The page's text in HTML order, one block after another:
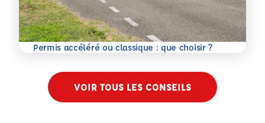
Permis accéléré ou classique : que choisir ?
En savoir plus
VOIR TOUS LES CONSEILS